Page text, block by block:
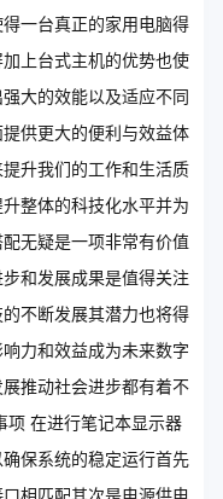
一台真正的家用电脑得
上台式主机的优势也使
大的效能以及适应不同
供更大的便利与效益体
升我们的工作和生活质
整体的科技化水平并为
无疑是一项非常有价值
和发展成果是值得关注
不断发展其潜力也将得
力和效益成为未来数字
推动社会进步都有着不
项 在进行笔记本显示器
保系统的稳定运行首先